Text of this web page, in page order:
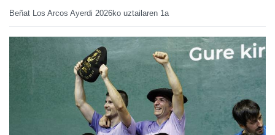
Beñat Los Arcos Ayerdi 2026ko uztailaren 1a